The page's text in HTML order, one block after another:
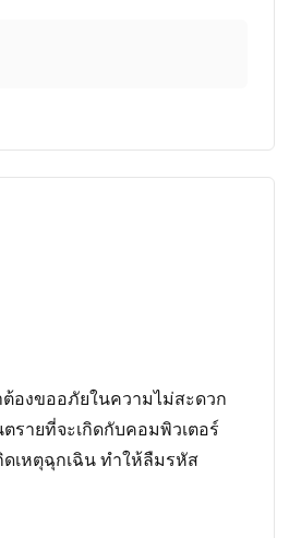
องขออภัยในความไม่สะดวก
ายที่จะเกิดกับคอมพิวเตอร์
เหตุฉุกเฉิน ทำให้ลืมรหัส